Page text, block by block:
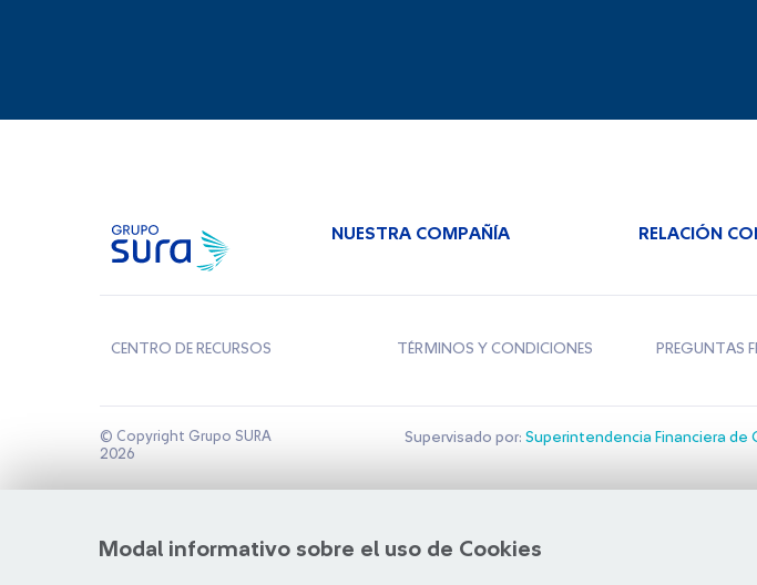
Modal informativo sobre el uso de Cookies
NUESTRA COMPAÑÍA RELACIÓN
CENTRO DE RECURSOS TÉRMINOS Y CONDICIONES PREGUNTAS
© Copyright Grupo SURA
2026
Supervisado por: Superintendencia Financiera de